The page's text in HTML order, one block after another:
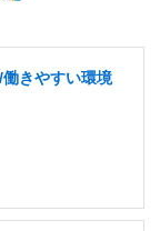
きやすい環境